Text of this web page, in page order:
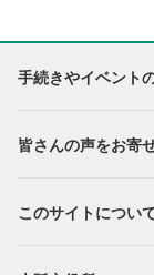
手続きやイベント
皆さんの声をお寄
このサイトについ